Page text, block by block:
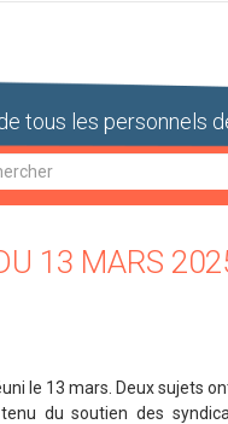
tous les personnels
13 MARS
le 13 mars. Deux sujets
du soutien des